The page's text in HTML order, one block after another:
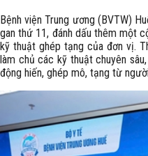
Bệnh viện Trung ương (BVTW)
gan thứ 11, đánh dấu thêm một
kỹ thuật ghép tạng của đơn vị.
làm chủ các kỹ thuật chuyên
động hiến, ghép mô, tạng từ